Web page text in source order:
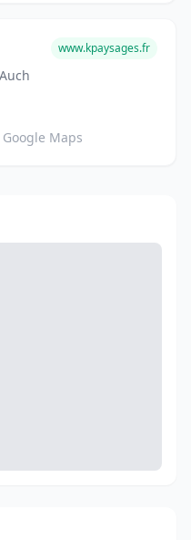
www.kpaysages.fr
Google Maps